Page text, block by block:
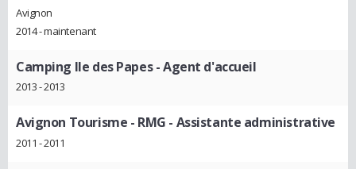
Avignon
2014 - maintenant
Camping Ile des Papes- Agent d'accueil
2013 - 2013
Avignon Tourisme - RMG - Assistante administrative
2011 - 2011